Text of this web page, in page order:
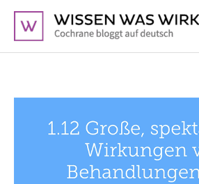
Inhalt
springen